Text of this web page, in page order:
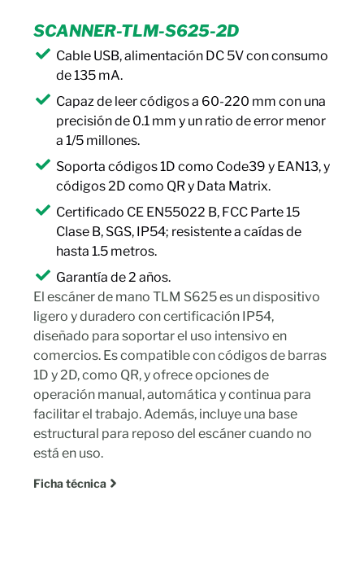
SCANNER-TLM-S625-2D
Cable USB, alimentación DC 5V con consumo
de 135 mA.
Capaz de leer códigos a 60-220 mm con una
precisión de 0.1 mm y un ratio de error menor
a 1/5 millones.
Soporta códigos 1D como Code39 y EAN13, y
códigos 2D como QR y Data Matrix.
Certificado CE EN55022 B, FCC Parte 15
Clase B, SGS, IP54; resistente a caídas de
hasta 1.5 metros.
Garantía de 2 años.
El escáner de mano TLM S625 es un dispositivo
ligero y duradero con certificación IP54,
diseñado para soportar el uso intensivo en
comercios. Es compatible con códigos de barras
1D y 2D, como QR, y ofrece opciones de
operación manual, automática y continua para
facilitar el trabajo. Además, incluye una base
estructural para reposo del escáner cuando no
está en uso.
Ficha técnica